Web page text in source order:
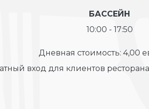
БАССЕЙН
10:00 - 17:50
Дневная стоимость: 4,00
вход для клиентов